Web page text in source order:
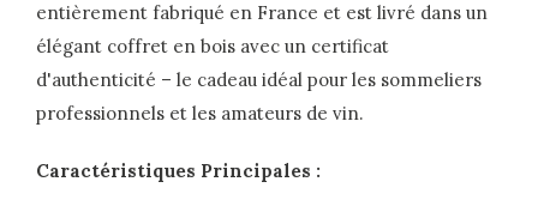
entièrement fabriqué en France et est livré dans un
élégant coffret en bois avec un certificat
d'authenticité – le cadeau idéal pour les sommeliers
professionnels et les amateurs de vin.
Caractéristiques Principales :